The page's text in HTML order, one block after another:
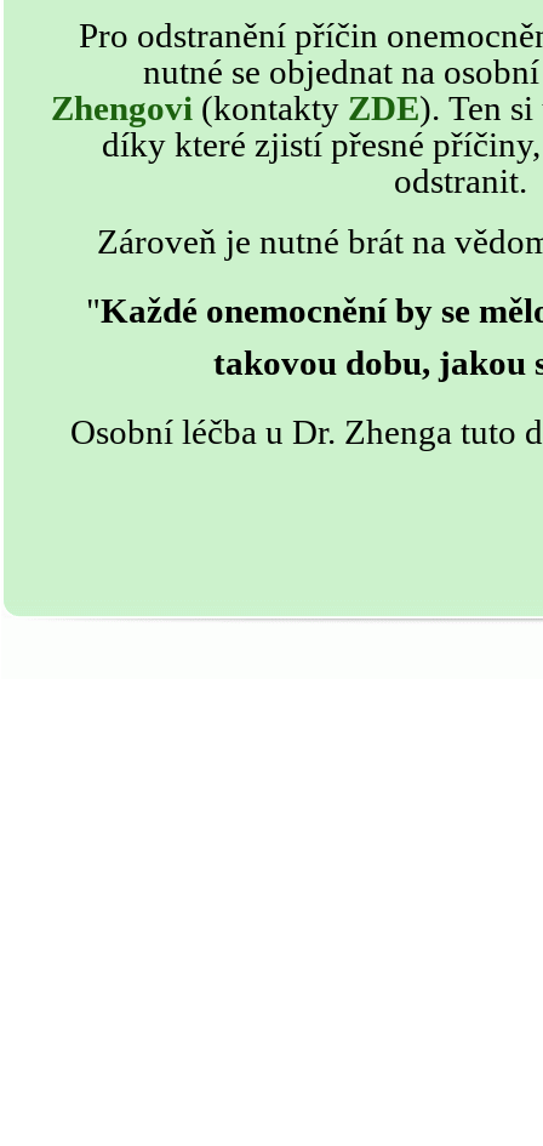
Pro odstranění příčin
nutné se objednat na
Zhengovi (kontakty ZDE). Ten
díky které zjistí přesné
odstranit.
Zároveň je nutné brát na
"Každé onemocnění by se
takovou dobu, jakou
Osobní léčba u Dr. Zhenga tuto